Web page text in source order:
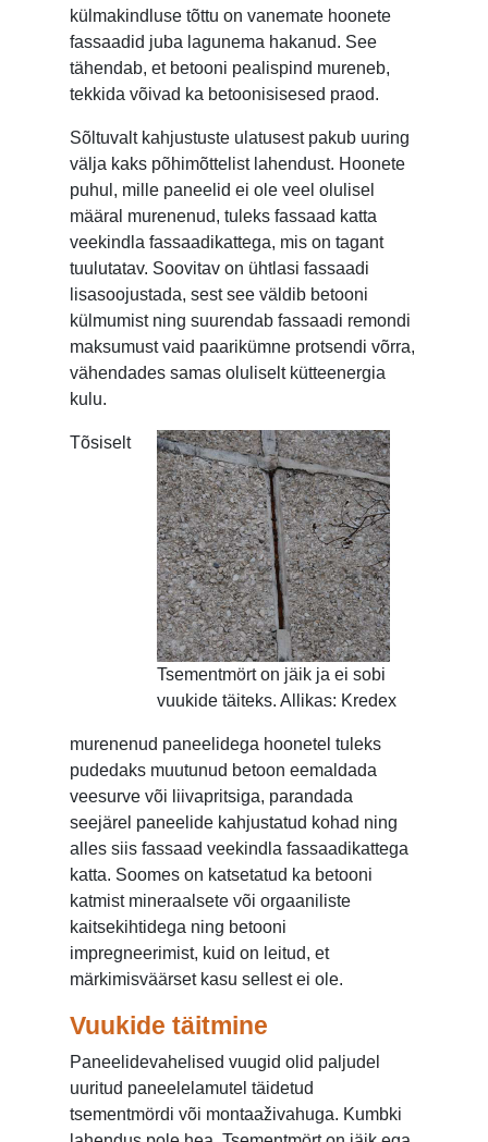
külmakindluse tõttu on vanemate hoonete
fassaadid juba lagunema hakanud. See
tähendab, et betooni pealispind mureneb,
tekkida võivad ka betoonisisesed praod.
Sõltuvalt kahjustuste ulatusest pakub uuring
välja kaks põhimõttelist lahendust. Hoonete
puhul, mille paneelid ei ole veel olulisel
määral murenenud, tuleks fassaad katta
veekindla fassaadikattega, mis on tagant
tuulutatav. Soovitav on ühtlasi fassaadi
lisasoojustada, sest see väldib betooni
külmumist ning suurendab fassaadi remondi
maksumust vaid paarikümne protsendi võrra,
vähendades samas oluliselt kütteenergia
kulu.
Tsementmört on jäik ja ei sobi
vuukide täiteks. Allikas: Kredex
Tõsiselt
murenenud paneelidega hoonetel tuleks
pudedaks muutunud betoon eemaldada
veesurve või liivapritsiga, parandada
seejärel paneelide kahjustatud kohad ning
alles siis fassaad veekindla fassaadikattega
katta. Soomes on katsetatud ka betooni
katmist mineraalsete või orgaaniliste
kaitsekihtidega ning betooni
impregneerimist, kuid on leitud, et
märkimisväärset kasu sellest ei ole.
Vuukide täitmine
Paneelidevahelised vuugid olid paljudel
uuritud paneelelamutel täidetud
tsementmördi või montaaživahuga. Kumbki